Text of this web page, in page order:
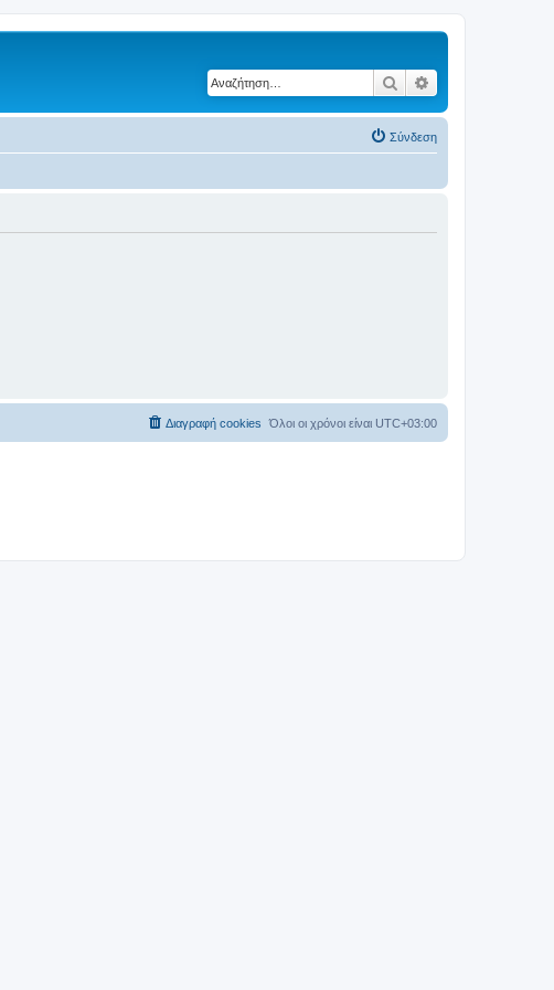
Αναζήτηση
Σύνδεση
Όλοι οι χρόνοι είναι UTC+03:00
Διαγραφή cookies